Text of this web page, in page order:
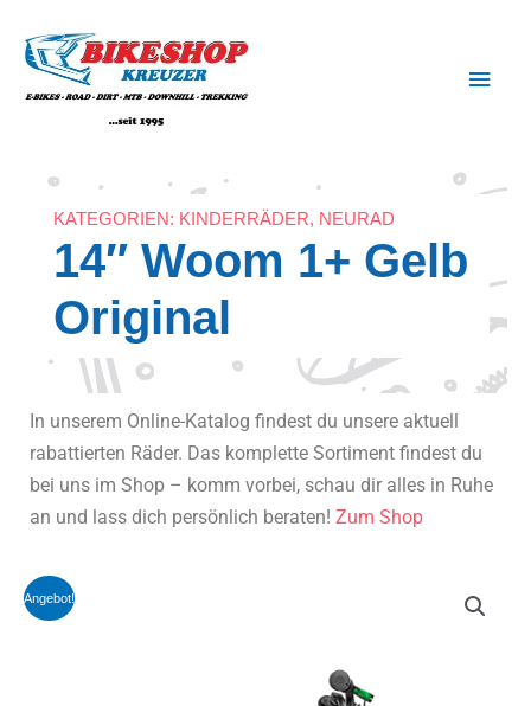
Inhalt
springen
KATEGORIEN: KINDERRÄDER, NEURAD
14″ Woom 1+ Gelb
Original
In unserem Online-Katalog findest du unsere aktuell
rabattierten Räder. Das komplette Sortiment findest du
bei uns im Shop – komm vorbei, schau dir alles in Ruhe
an und lass dich persönlich beraten! Zum Shop
Angebot!